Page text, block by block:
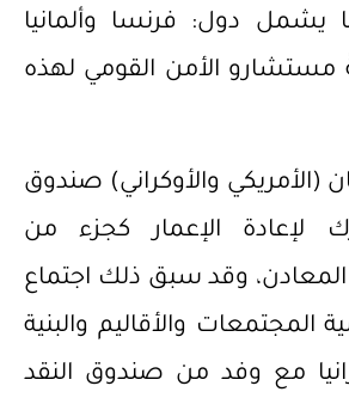
يشمل دول: فرنسا وألمانيا
مستشارو الأمن القومي لهذه
(الأمريكي والأوكراني) صندوق
لإعادة الإعمار كجزء من
وقد سبق ذلك اجتماع
المجتمعات والأقاليم والبنية
مع وفد من صندوق النقد